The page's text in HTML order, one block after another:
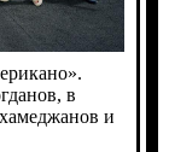
в
и